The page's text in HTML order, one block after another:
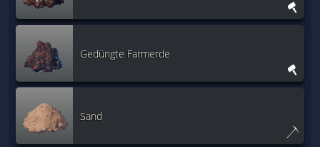
Gedüngte Farmerde
Sand